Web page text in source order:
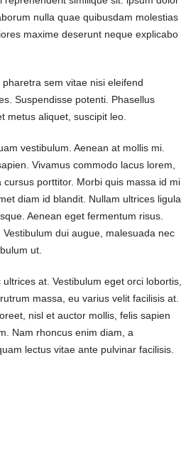
nulla quae quibusdam molestias
maxime deserunt neque explicabo
sem vitae nisi eleifend
Suspendisse potenti. Phasellus
metus aliquet, suscipit leo.
vestibulum. Aenean at mollis mi.
Vivamus commodo lacus lorem,
porttitor. Morbi quis massa id mi
diam id blandit. Nullam ultrices ligula
Aenean eget fermentum risus.
dui augue, malesuada nec
ut.
at. Vestibulum eget orci lobortis,
massa, eu varius velit facilisis at.
nisl et auctor mollis, felis sapien
Nam rhoncus enim diam, a
lectus vitae ante pulvinar facilisis.